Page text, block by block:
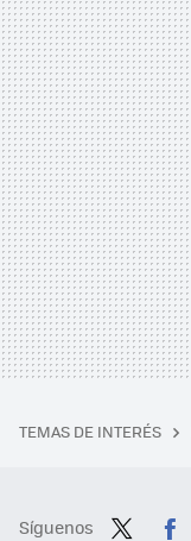
TEMAS DE INTERÉS
Síguenos